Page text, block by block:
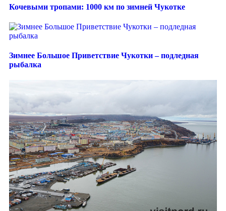
Кочевыми тропами: 1000 км по зимней Чукотке
Зимнее Большое Приветствие Чукотки – подледная
рыбалка